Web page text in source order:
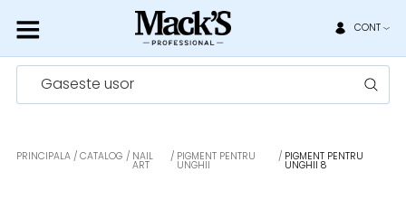
CONT
Gaseste usor
PRINCIPALA CATALOG NAIL
ART
PIGMENT PENTRU
UNGHII
PIGMENT PENTRU
UNGHII 8